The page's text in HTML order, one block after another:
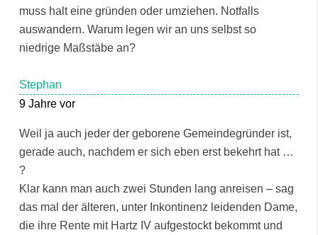
muss halt eine gründen oder umziehen. Notfalls
auswandern. Warum legen wir an uns selbst so
niedrige Maßstäbe an?
Stephan
9 Jahre vor
Weil ja auch jeder der geborene Gemeindegründer ist,
gerade auch, nachdem er sich eben erst bekehrt hat …
?
Klar kann man auch zwei Stunden lang anreisen – sag
das mal der älteren, unter Inkontinenz leidenden Dame,
die ihre Rente mit Hartz IV aufgestockt bekommt und